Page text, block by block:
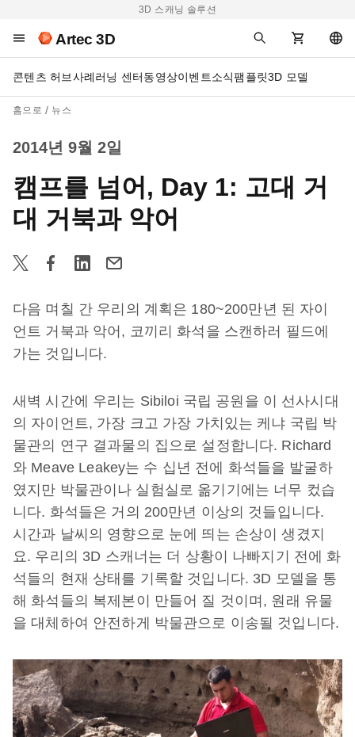
3D 스캐닝 솔루션
Artec 3D
콘텐츠 허브사례러닝 센터동영상이벤트소식팸플릿3D 모델
홈으로 뉴스
2014년 9월 2일
캠프를 넘어, Day 1: 고대 거
대 거북과 악어
다음 며칠 간 우리의 계획은 180~200만년 된 자이
언트 거북과 악어, 코끼리 화석을 스캔하러 필드에
가는 것입니다.
새벽 시간에 우리는 Sibiloi 국립 공원을 이 선사시대
의 자이언트, 가장 크고 가장 가치있는 케냐 국립 박
물관의 연구 결과물의 집으로 설정합니다. Richard
와 Meave Leakey는 수 십년 전에 화석들을 발굴하
였지만 박물관이나 실험실로 옮기기에는 너무 컸습
니다. 화석들은 거의 200만년 이상의 것들입니다.
시간과 날씨의 영향으로 눈에 띄는 손상이 생겼지
요. 우리의 3D 스캐너는 더 상황이 나빠지기 전에 화
석들의 현재 상태를 기록할 것입니다. 3D 모델을 통
해 화석들의 복제본이 만들어 질 것이며, 원래 유물
을 대체하여 안전하게 박물관으로 이송될 것입니다.